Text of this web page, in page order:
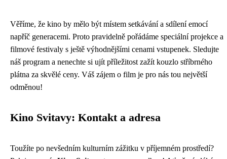
Věříme, že kino by mělo být místem setkávání a sdílení emocí
napříč generacemi. Proto pravidelně pořádáme speciální projekce a
filmové festivaly s ještě výhodnějšími cenami vstupenek. Sledujte
náš program a nenechte si ujít příležitost zažít kouzlo stříbrného
plátna za skvělé ceny. Váš zájem o film je pro nás tou největší
odměnou!
Kino Svitavy: Kontakt a adresa
Toužíte po nevšedním kulturním zážitku v příjemném prostředí?